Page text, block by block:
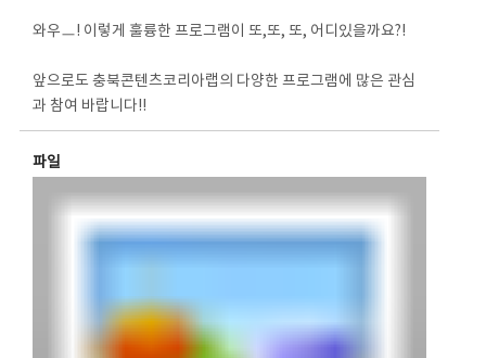
와우ㅡ! 이렇게 훌륭한 프로그램이 또,또, 또, 어디있을까요?!
앞으로도 충북콘텐츠코리아랩의 다양한 프로그램에 많은 관심
과 참여 바랍니다!!
파일